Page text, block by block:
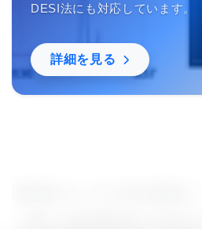
DESI法にも対応しています。
詳細を見る